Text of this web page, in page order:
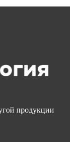
продукции